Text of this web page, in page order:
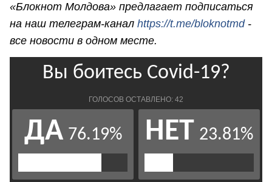
«Блокнот Молдова» предлагает подписаться
на наш телеграм-канал https://t.me/bloknotmd-
все новости в одном месте.